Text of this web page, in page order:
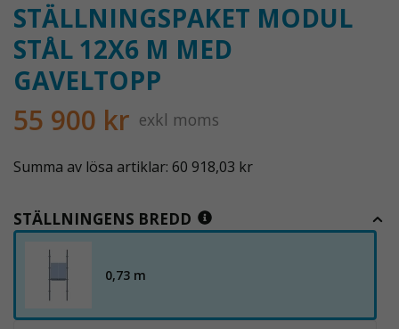
STÄLLNINGSPAKET MODUL
STÅL 12X6 M MED
GAVELTOPP
55 900 kr exkl moms
Summa av lösa artiklar: 60 918,03 kr
STÄLLNINGENS BREDD
0,73 m